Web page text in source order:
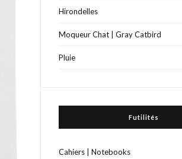
Hirondelles
Moqueur Chat | Gray Catbird
Pluie
Futilités
Cahiers | Notebooks